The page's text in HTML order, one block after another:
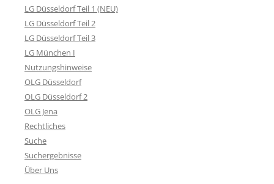
LG Düsseldorf Teil 1 (NEU)
LG Düsseldorf Teil 2
LG Düsseldorf Teil 3
LG München I
Nutzungshinweise
OLG Düsseldorf
OLG Düsseldorf 2
OLG Jena
Rechtliches
Suche
Suchergebnisse
Über Uns